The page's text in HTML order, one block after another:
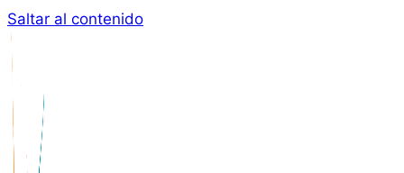
Saltar al contenido